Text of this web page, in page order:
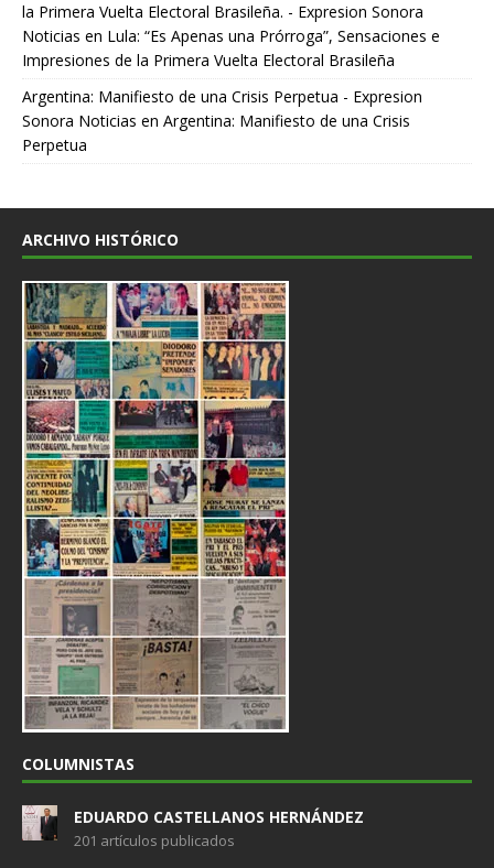
la Primera Vuelta Electoral Brasileña. - Expresion Sonora
Noticias en Lula: “Es Apenas una Prórroga”, Sensaciones e
Impresiones de la Primera Vuelta Electoral Brasileña
Argentina: Manifiesto de una Crisis Perpetua - Expresion
Sonora Noticias en Argentina: Manifiesto de una Crisis
Perpetua
ARCHIVO HISTÓRICO
COLUMNISTAS
EDUARDO CASTELLANOS HERNÁNDEZ
201 artículos publicados